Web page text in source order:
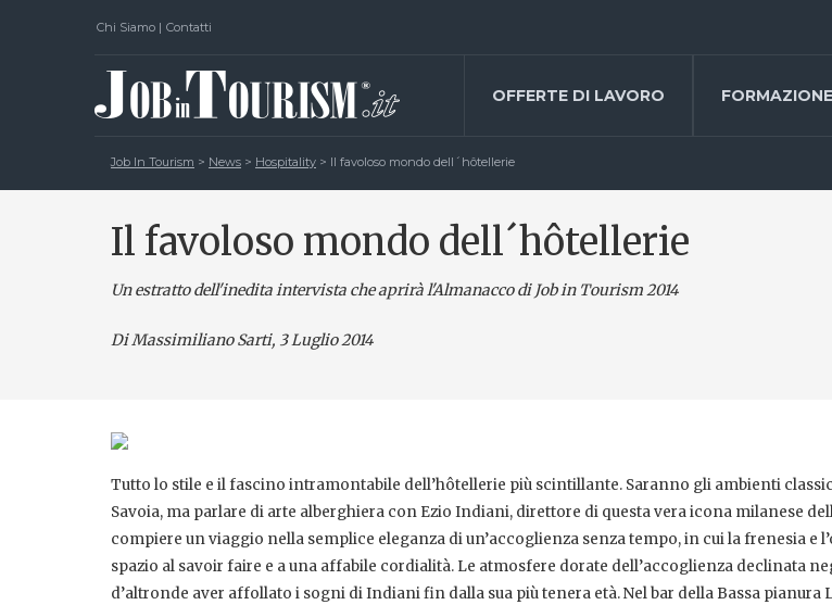
Chi Siamo | Contatti
OFFERTE DI LAVORO FORMAZIONE
Job In Tourism > News > Hospitality > Il favoloso mondo dell´hôtellerie
Il favoloso mondo dell´hôtellerie
Un estratto dell'inedita intervista che aprirà l'Almanacco di Job in Tourism 2014
Di Massimiliano Sarti, 3 Luglio 2014
Tutto lo stile e il fascino intramontabile dell’hôtellerie più scintillante. Saranno gli ambienti
Savoia, ma parlare di arte alberghiera con Ezio Indiani, direttore di questa vera icona milanese
compiere un viaggio nella semplice eleganza di un’accoglienza senza tempo, in cui la frenesia e
spazio al savoir faire e a una affabile cordialità. Le atmosfere dorate dell’accoglienza declinata
d’altronde aver affollato i sogni di Indiani fin dalla sua più tenera età. Nel bar della Bassa pianura